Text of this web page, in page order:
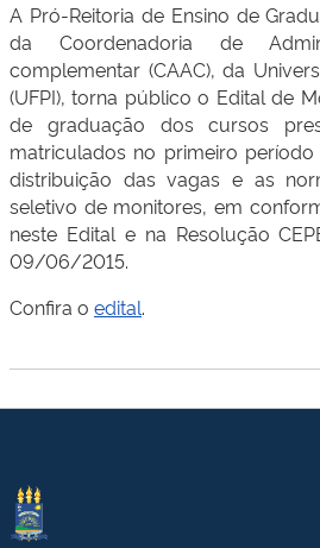
A Pró-Reitoria de Ensino de
da Coordenadoria de
complementar (CAAC), da
(UFPI), torna público o Edital de
de graduação dos cursos
matriculados no primeiro
distribuição das vagas e as
seletivo de monitores, em
neste Edital e na Resolução
09/06/2015.
Confira o edital.